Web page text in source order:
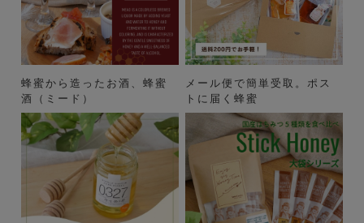
蜂蜜から造ったお酒、蜂蜜
酒（ミード）
メール便で簡単受取。ポス
トに届く蜂蜜